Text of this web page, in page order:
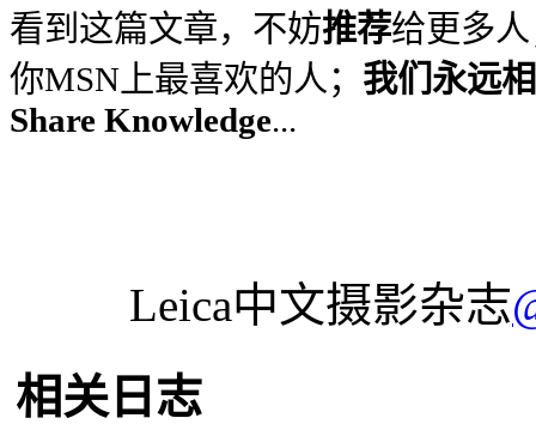
看到这篇文章，不妨推荐给更多
你MSN上最喜欢的人； 我们永远
Share Knowledge...
Leica中文摄影杂志
相关日志